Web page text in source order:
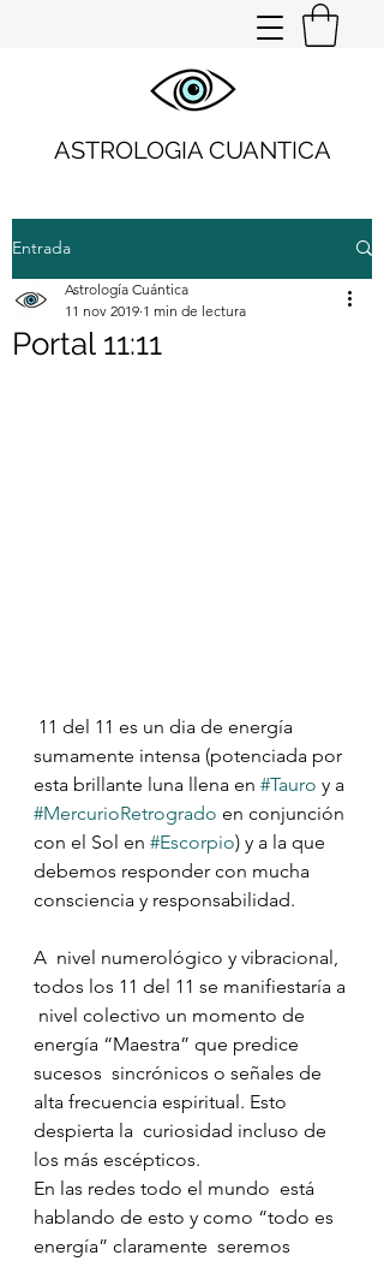
ASTROLOGIA CUANTICA
Entrada
Portal 11:11
Astrología Cuántica
11 nov 2019 1 min de lectura
sumamente intensa (potenciada por
esta brillante luna llena en #Tauro y a
#MercurioRetrogrado en conjunción
con el Sol en #Escorpio) y a la que
debemos responder con mucha
consciencia y responsabilidad.
A  nivel numerológico y vibracional,
todos los 11 del 11 se manifiestaría a
nivel colectivo un momento de
energía “Maestra” que predice
sucesos  sincrónicos o señales de
alta frecuencia espiritual. Esto
despierta la  curiosidad incluso de
los más escépticos.
En las redes todo el mundo  está
hablando de esto y como “todo es
energía” claramente  seremos